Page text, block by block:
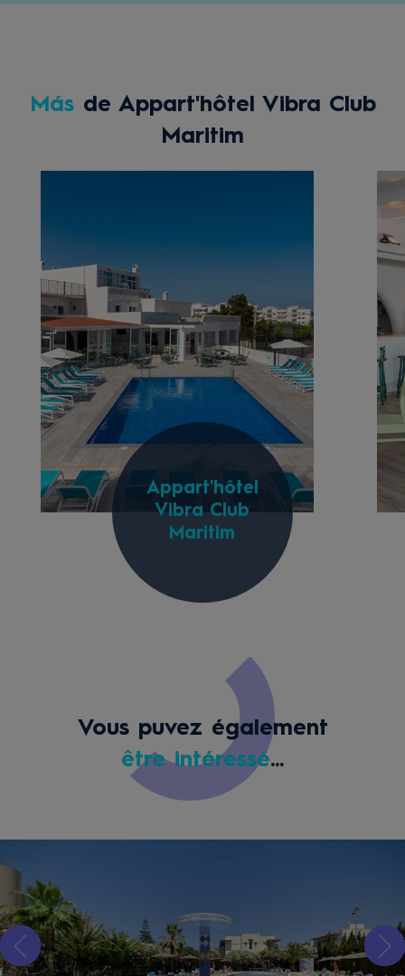
Másde Appart'hôtel Vibra Club
Maritim
Appart'hôtel
Vibra Club
Maritim
Vous puvez également
être intéressé...